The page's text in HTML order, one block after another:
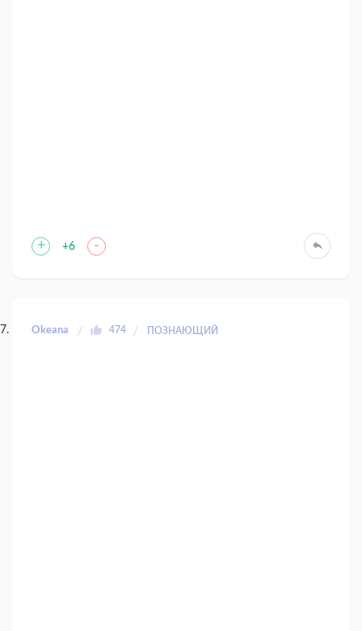
+ +6 -
Okeana 474 ПОЗНАЮЩИЙ